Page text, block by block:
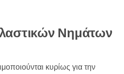
Νημάτων
κυρίως για την